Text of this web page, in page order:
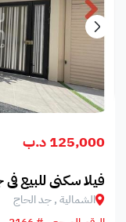
125,000 د.ب
فيلا سكني للبيع في جد
الشمالية , جد الحاج